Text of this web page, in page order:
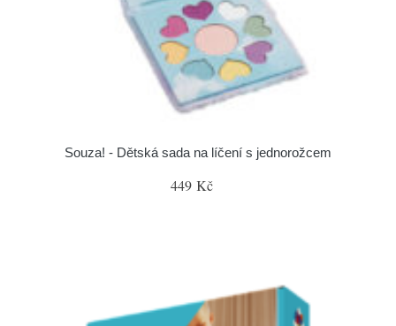
Souza! - Dětská sada na líčení s jednorožcem
449 Kč